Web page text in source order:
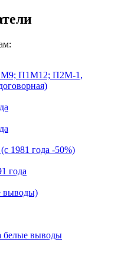
П1М12; П2М-1,
1981 года -50%)
года
выводы)
белые выводы